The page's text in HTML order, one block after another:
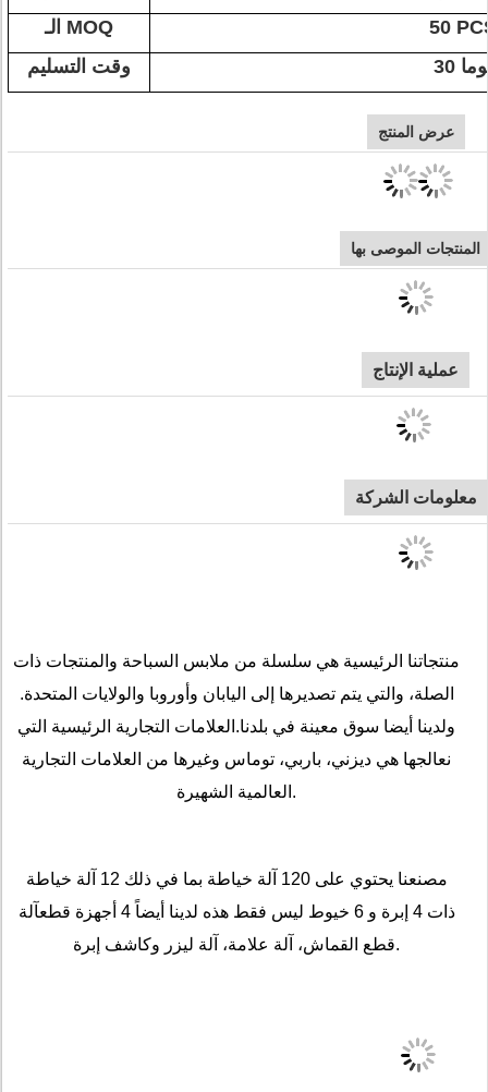
الـ MOQ
50
وقت التسليم
يوما
عرض المنتج
المنتجات الموصى بها
عملية الإنتاج
معلومات الشركة
منتجاتنا الرئيسية هي سلسلة من ملابس السباحة والمنتجات ذات
الصلة، والتي يتم تصديرها إلى اليابان وأوروبا والولايات المتحدة.
ولدينا أيضا سوق معينة في بلدنا.العلامات التجارية الرئيسية التي
نعالجها هي ديزني، باربي، توماس وغيرها من العلامات التجارية
العالمية الشهيرة.
مصنعنا يحتوي على 120 آلة خياطة بما في ذلك 12 آلة خياطة
ذات 4 إبرة و 6 خيوط ليس فقط هذه لدينا أيضاً 4 أجهزة قطعآلة
قطع القماش، آلة علامة، آلة ليزر وكاشف إبرة.